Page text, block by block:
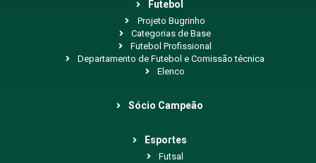
Futebol
Projeto Bugrinho
Categorias de Base
Futebol Profissional
Departamento de Futebol e Comissão técnica
Elenco
Sócio Campeão
Esportes
Futsal